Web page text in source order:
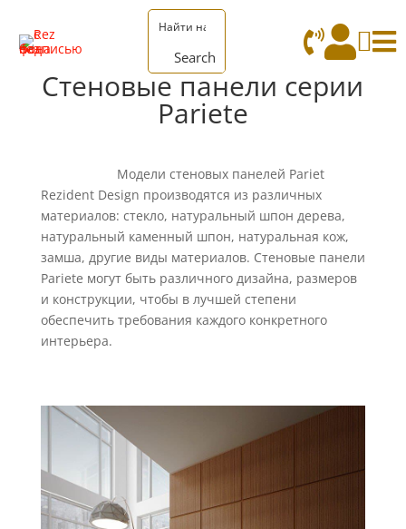
Search

Стеновые панели серии
Pariete
Модели стеновых панелей Pariet
Rezident Design производятся из различных
материалов: стекло, натуральный шпон дерева,
натуральный каменный шпон, натуральная кож,
замша, другие виды материалов. Стеновые панели
Pariete могут быть различного дизайна, размеров
и конструкции, чтобы в лучшей степени
обеспечить требования каждого конкретного
интерьера.